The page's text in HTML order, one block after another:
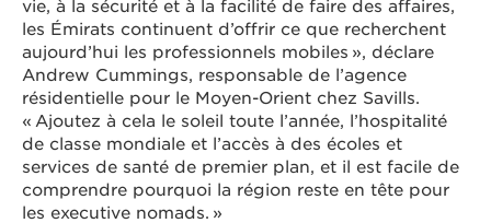
vie, à la sécurité et à la facilité de faire des affaires,
les Émirats continuent d’offrir ce que recherchent
aujourd’hui les professionnels mobiles », déclare
Andrew Cummings, responsable de l’agence
résidentielle pour le Moyen-Orient chez Savills.
« Ajoutez à cela le soleil toute l’année, l’hospitalité
de classe mondiale et l’accès à des écoles et
services de santé de premier plan, et il est facile de
comprendre pourquoi la région reste en tête pour
les executive nomads. »